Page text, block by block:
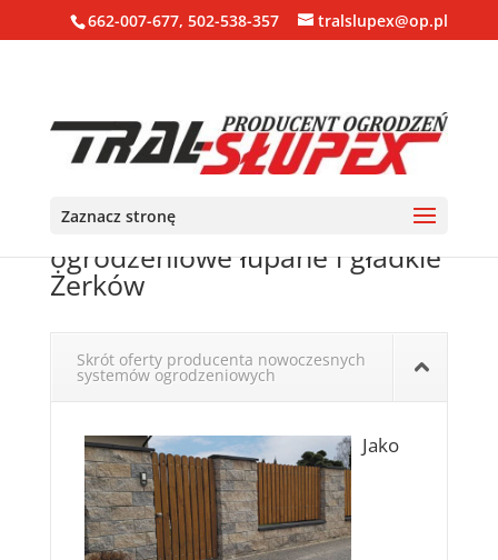
662-007-677, 502-538-357 tralslupex@op.pl
Zaznacz stronę
Ogrodzenia, bloczki, pustaki
ogrodzeniowe łupane i gładkie
Żerków
Skrót oferty producenta nowoczesnych
systemów ogrodzeniowych
Jako